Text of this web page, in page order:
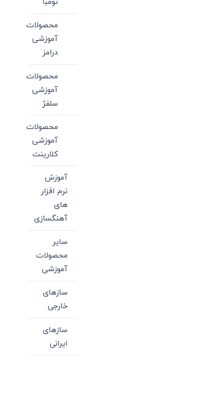
محصولات
آموزشی
درامز
محصولات
آموزشی
سلفژ
محصولات
آموزشی
کلارینت
آموزش
نرم افزار
های
آهنگسازی
سایر
محصولات
آموزشی
سازهای
خارجی
سازهای
ایرانی